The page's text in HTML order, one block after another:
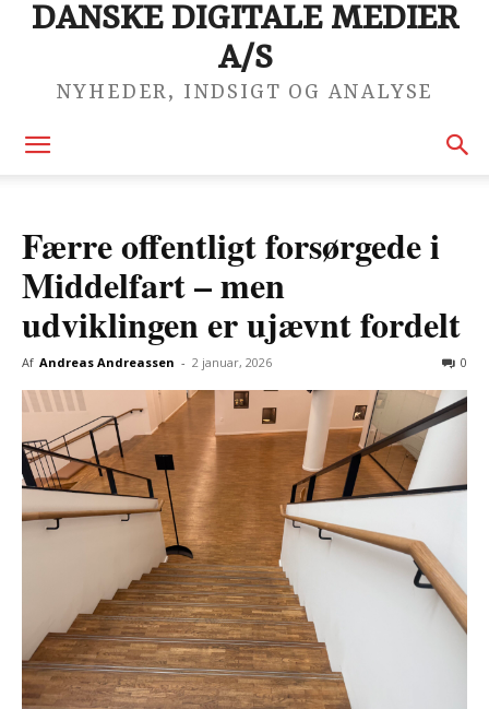
DANSKE DIGITALE MEDIER
A/S
NYHEDER, INDSIGT OG ANALYSE
Færre offentligt forsørgede i
Middelfart – men
udviklingen er ujævnt fordelt
Af Andreas Andreassen - 2 januar, 2026 0